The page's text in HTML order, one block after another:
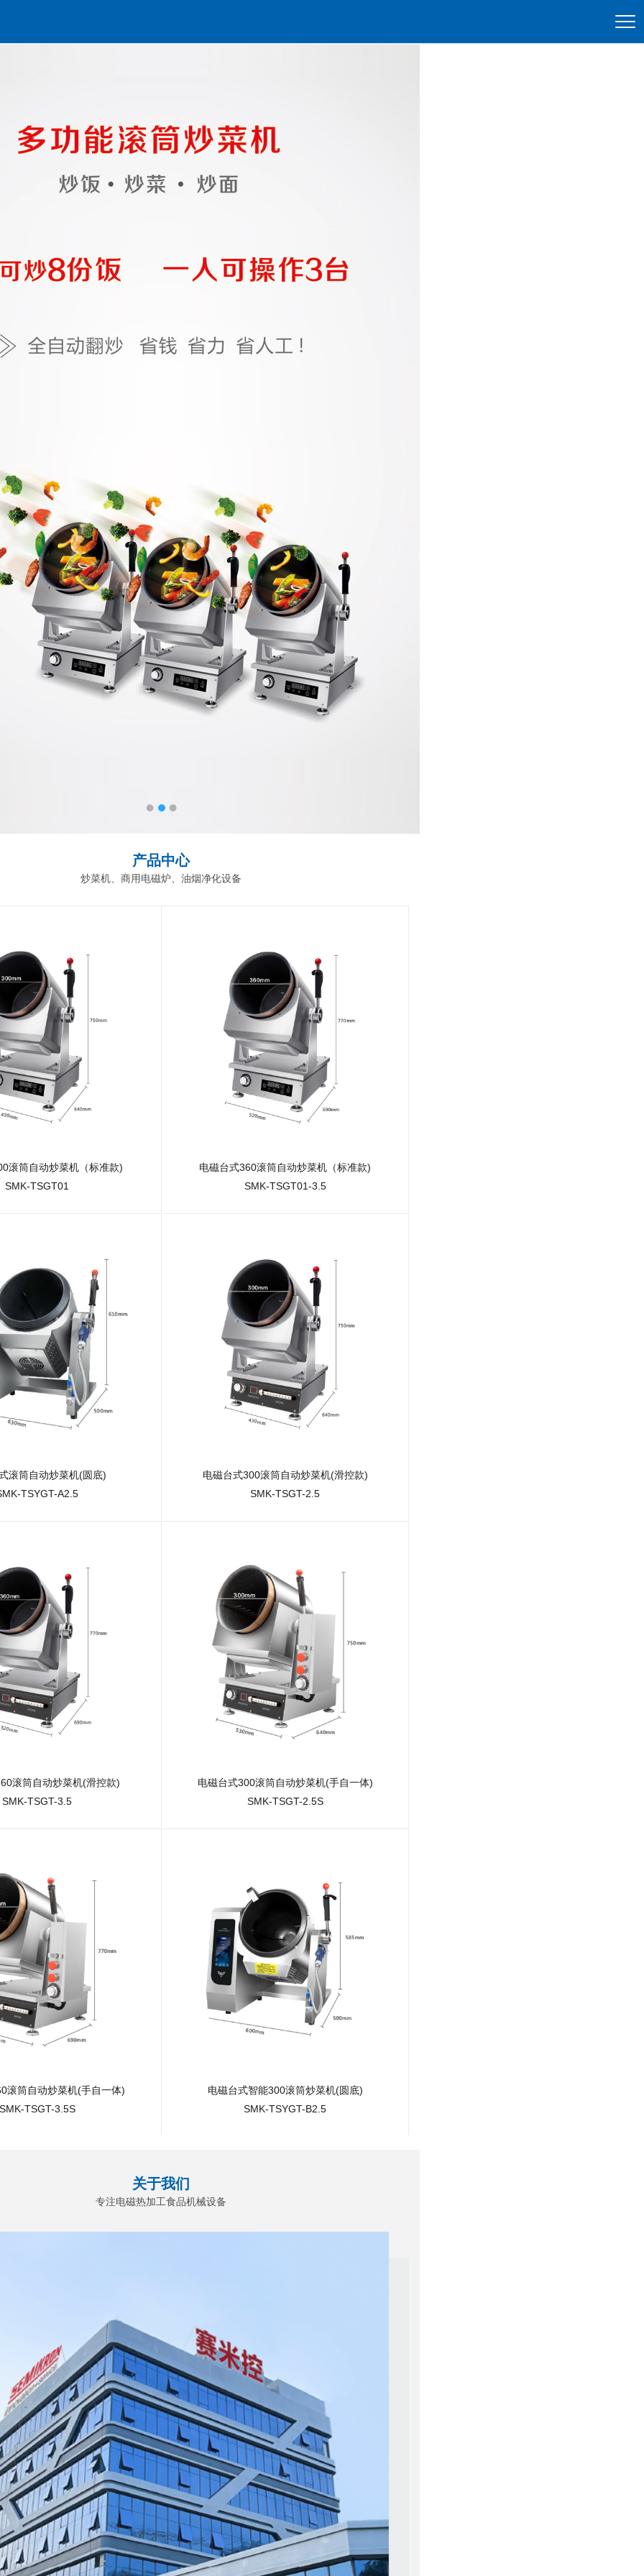
切
换
产品中心
炒菜机、商用电磁炉、油烟净化设备
滚筒自动炒菜机（标准款)
SMK-TSGT01
电磁台式360滚筒自动炒菜机（标准款)
SMK-TSGT01-3.5
滚筒自动炒菜机(圆底)
TSYGT-A2.5
电磁台式300滚筒自动炒菜机(滑控款)
SMK-TSGT-2.5
滚筒自动炒菜机(滑控款)
SMK-TSGT-3.5
电磁台式300滚筒自动炒菜机(手自一体)
SMK-TSGT-2.5S
滚筒自动炒菜机(手自一体)
TSGT-3.5S
电磁台式智能300滚筒炒菜机(圆底)
SMK-TSYGT-B2.5
关于我们
专注电磁热加工食品机械设备